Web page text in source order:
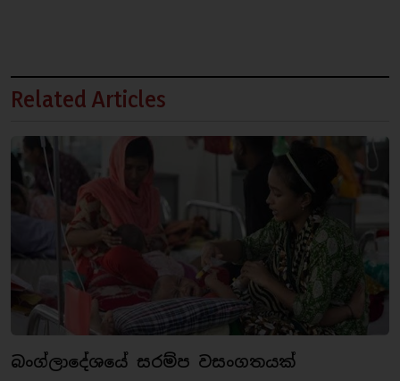
Related Articles
බංග්ලාදේශයේ සරම්ප වසංගතයක්